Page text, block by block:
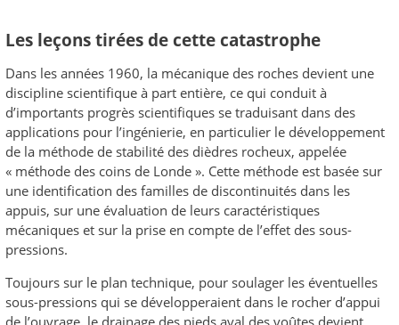
Les leçons tirées de cette catastrophe
Dans les années 1960, la mécanique des roches devient une
discipline scientifique à part entière, ce qui conduit à
d’importants progrès scientifiques se traduisant dans des
applications pour l’ingénierie, en particulier le développement
de la méthode de stabilité des dièdres rocheux, appelée
« méthode des coins de Londe ». Cette méthode est basée sur
une identification des familles de discontinuités dans les
appuis, sur une évaluation de leurs caractéristiques
mécaniques et sur la prise en compte de l’effet des sous-
pressions.
Toujours sur le plan technique, pour soulager les éventuelles
sous-pressions qui se développeraient dans le rocher d’appui